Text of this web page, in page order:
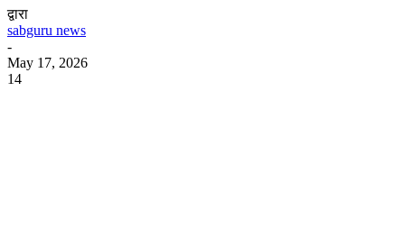
द्वारा
sabguru news
-
May 17, 2026
14